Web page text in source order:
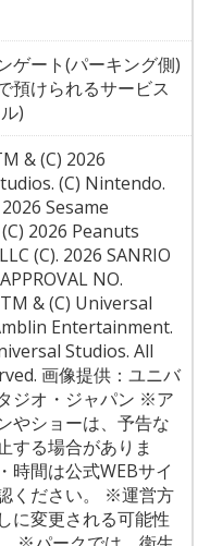
ゲート(パーキング側)
預けられるサービス
)
& (C) 2026
(C) Nintendo.
Sesame
2026 Peanuts
(C). 2026 SANRIO
NO.
& (C) Universal
Entertainment.
Studios. All
画像提供：ユニバ
ジオ・ジャパン ※ア
やショーは、予告な
する場合がありま
時間は公式WEBサイ
ください。 ※運営方
に変更される可能性